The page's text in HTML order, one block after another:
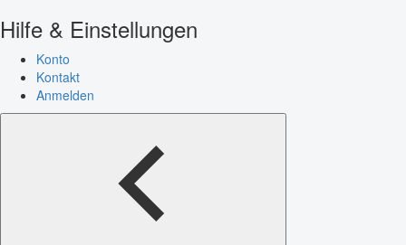
Hilfe & Einstellungen
Konto
Kontakt
Anmelden